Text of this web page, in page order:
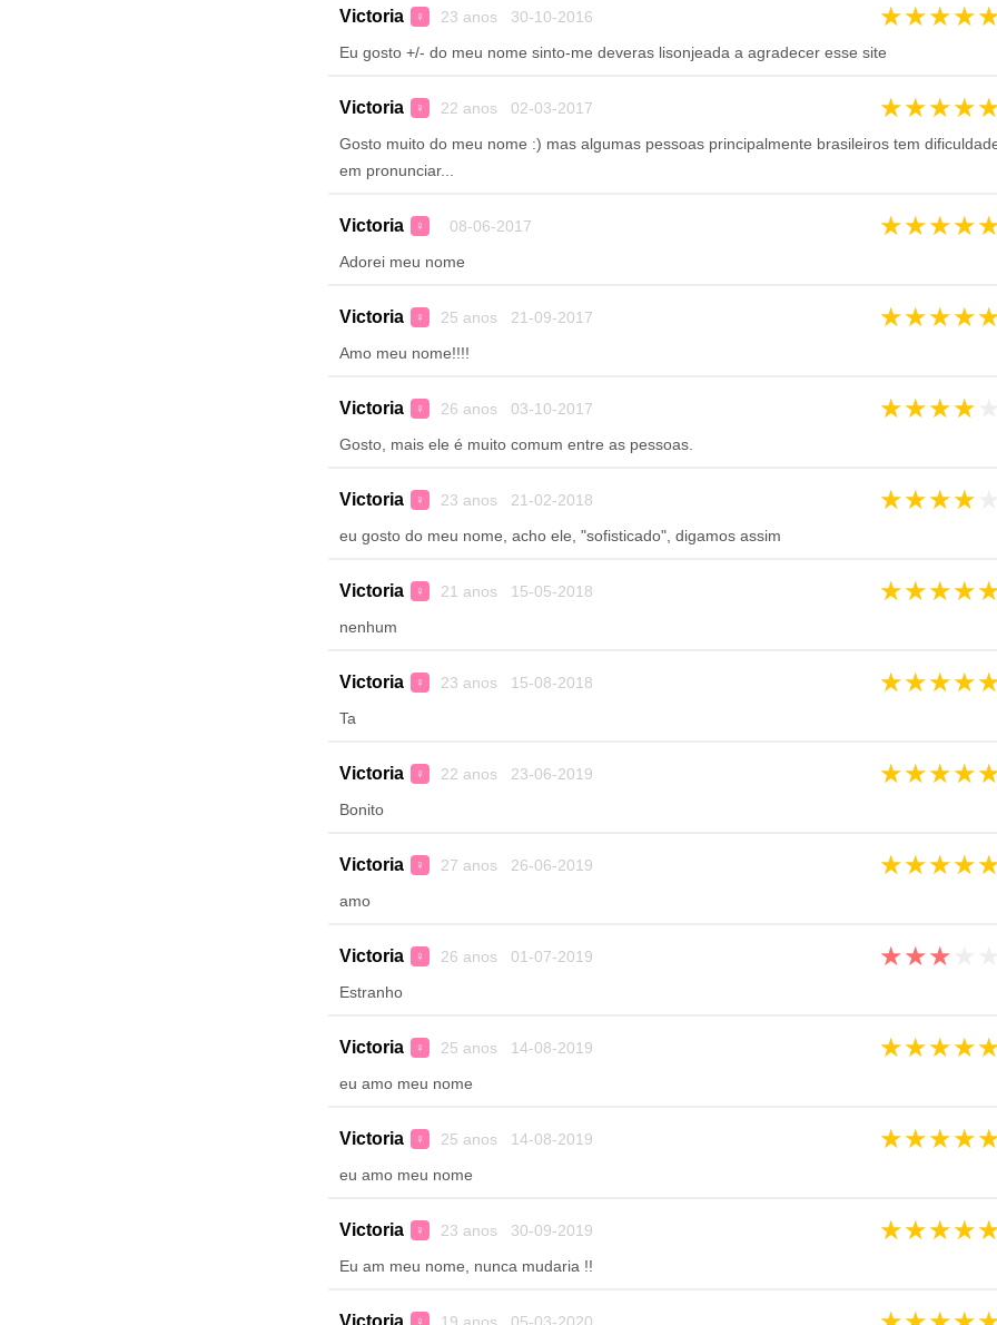
Victoria ♀ 23 anos 30-10-2016 ★★★★
Eu gosto +/- do meu nome sinto-me deveras lisonjeada a agradecer esse site
Victoria ♀ 22 anos 02-03-2017 ★★★★
Gosto muito do meu nome :) mas algumas pessoas principalmente brasileiros tem
em pronunciar...
Victoria ♀ 08-06-2017 ★★★★
Adorei meu nome
Victoria ♀ 25 anos 21-09-2017 ★★★★
Amo meu nome!!!!
Victoria ♀ 26 anos 03-10-2017 ★★★★
Gosto, mais ele é muito comum entre as pessoas.
Victoria ♀ 23 anos 21-02-2018 ★★★★
eu gosto do meu nome, acho ele, "sofisticado", digamos assim
Victoria ♀ 21 anos 15-05-2018 ★★★★
nenhum
Victoria ♀ 23 anos 15-08-2018 ★★★★
Ta
Victoria ♀ 22 anos 23-06-2019 ★★★★
Bonito
Victoria ♀ 27 anos 26-06-2019 ★★★★
amo
Victoria ♀ 26 anos 01-07-2019 ★★★
Estranho
Victoria ♀ 25 anos 14-08-2019 ★★★★
eu amo meu nome
Victoria ♀ 25 anos 14-08-2019 ★★★★
eu amo meu nome
Victoria ♀ 23 anos 30-09-2019 ★★★★
Eu am meu nome, nunca mudaria !!
Victoria ♀